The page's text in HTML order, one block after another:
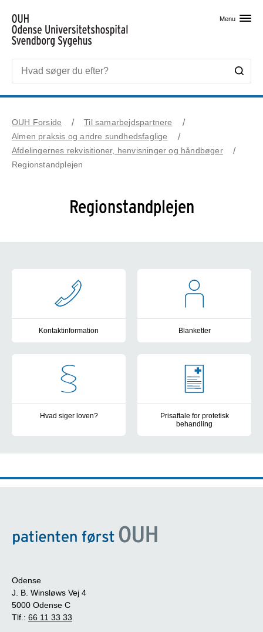
Menu
OUH Forside
Til samarbejdspartnere
Almen praksis og andre sundhedsfaglige
Afdelingernes rekvisitioner, henvisninger og håndbøger
Regionstandplejen
Regionstandplejen
Kontaktinformation Blanketter
Hvad siger loven?
Prisaftale for protetisk
behandling
Odense
J. B. Winsløws Vej 4
5000 Odense C
Tlf.: 66 11 33 33